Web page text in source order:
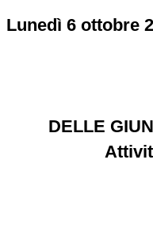
Lunedì 6 ottobre
DELLE